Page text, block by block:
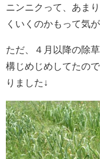
ニンニクって、あま
くいくのかもって気
ただ、４月以降の除
構じめじめしてたの
りました↓